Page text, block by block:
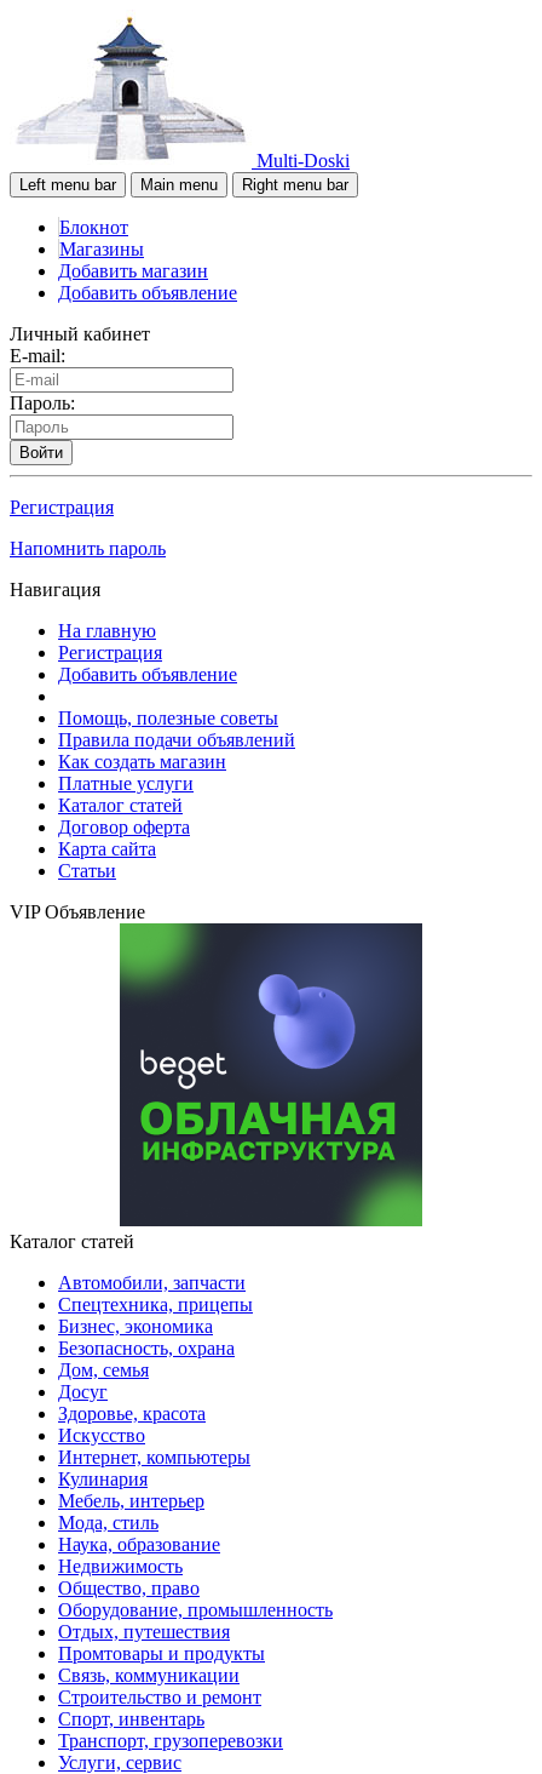
Multi-Doski
Left menu bar Main menu Right menu bar
Блокнот
Магазины
Добавить магазин
Добавить объявление
Личный кабинет
E-mail:
Пароль:
Войти
Регистрация
Напомнить пароль
Навигация
На главную
Регистрация
Добавить объявление
Помощь, полезные советы
Правила подачи объявлений
Как создать магазин
Платные услуги
Каталог статей
Договор оферта
Карта сайта
Статьи
VIP Объявление
Каталог статей
Автомобили, запчасти
Спецтехника, прицепы
Бизнес, экономика
Безопасность, охрана
Дом, семья
Досуг
Здоровье, красота
Искусство
Интернет, компьютеры
Кулинария
Мебель, интерьер
Мода, стиль
Наука, образование
Недвижимость
Общество, право
Оборудование, промышленность
Отдых, путешествия
Промтовары и продукты
Связь, коммуникации
Строительство и ремонт
Спорт, инвентарь
Транспорт, грузоперевозки
Услуги, сервис